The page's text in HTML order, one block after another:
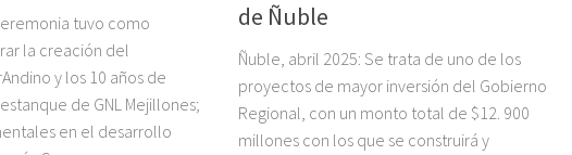
tuvo como
la creación del
y los 10 años de
de GNL Mejillones;
en el desarrollo
de Ñuble
Ñuble, abril 2025: Se trata de uno de los
proyectos de mayor inversión del Gobierno
Regional, con un monto total de $12. 900
millones con los que se construirá y